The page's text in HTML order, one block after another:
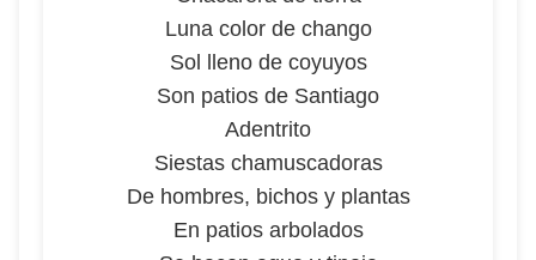
Luna color de chango
Sol lleno de coyuyos
Son patios de Santiago
Adentrito
Siestas chamuscadoras
De hombres, bichos y plantas
En patios arbolados